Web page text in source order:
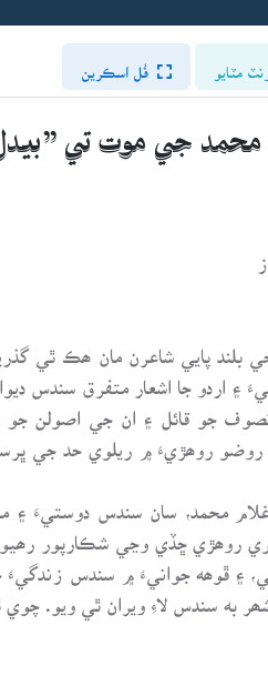
مٽايو فُل اسڪرين
جي موت تي
جي بلند پايي شاعرن مان ھڪ
۽ اردو جا اشعار متفرق سندس
زندھه رھيو. تصوف جو قائل ۽ ان جي
روضو روھڙيءَ ۾ ريلوي حد جي
محمد، سان سندس دوستيءَ ۽
روھڙي ڇڏي وڃي شڪارپور
۽ ڦوھه جوانيءَ ۾ سندس زندگيءَ
به سندس لاءِ ويران ٿي ويو. چوي